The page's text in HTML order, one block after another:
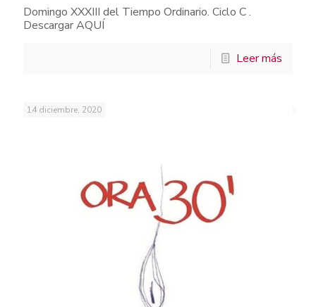
Domingo XXXIII del Tiempo Ordinario. Ciclo C .
Descargar AQUÍ
Leer más
14 diciembre, 2020